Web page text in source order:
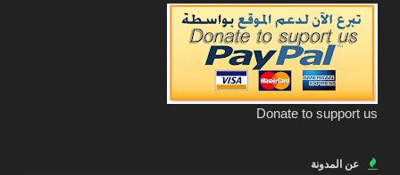
Donate to support us
عن المدونة